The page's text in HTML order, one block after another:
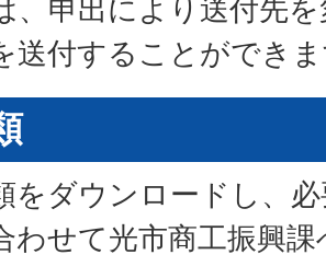
、申出により送付先
送付することができ
をダウンロードし、
わせて光市商工振興